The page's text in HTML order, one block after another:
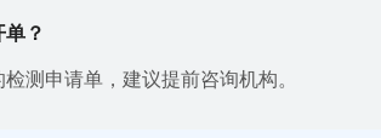
？
测申请单，建议提前咨询机构。